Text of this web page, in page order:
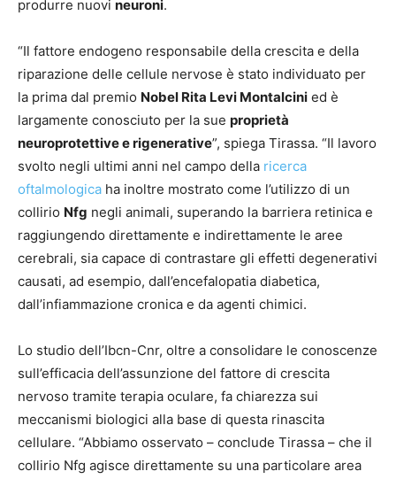
produrre nuovi neuroni.
“Il fattore endogeno responsabile della crescita e della
riparazione delle cellule nervose è stato individuato per
la prima dal premio Nobel Rita Levi Montalcini ed è
largamente conosciuto per la sue proprietà
neuroprotettive e rigenerative”, spiega Tirassa. “Il lavoro
svolto negli ultimi anni nel campo della ricerca
oftalmologica ha inoltre mostrato come l’utilizzo di un
collirio Nfg negli animali, superando la barriera retinica e
raggiungendo direttamente e indirettamente le aree
cerebrali, sia capace di contrastare gli effetti degenerativi
causati, ad esempio, dall’encefalopatia diabetica,
dall’infiammazione cronica e da agenti chimici.
Lo studio dell’Ibcn-Cnr, oltre a consolidare le conoscenze
sull’efficacia dell’assunzione del fattore di crescita
nervoso tramite terapia oculare, fa chiarezza sui
meccanismi biologici alla base di questa rinascita
cellulare. “Abbiamo osservato – conclude Tirassa – che il
collirio Nfg agisce direttamente su una particolare area